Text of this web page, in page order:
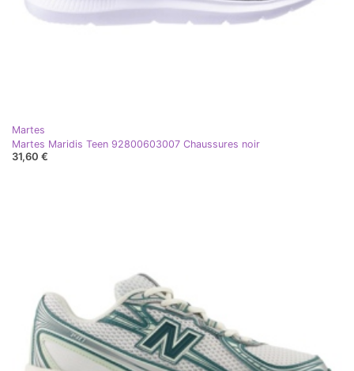
Martes
Martes Maridis Teen 92800603007 Chaussures noir
31,60 €